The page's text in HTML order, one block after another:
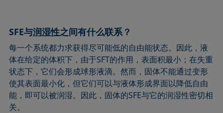
SFE与润湿性之间有什么联系？
每一个系统都力求获得尽可能低的自由能状态。因此，液
体在给定的体积下，由于SFT的作用，表面积最小；在失重
状态下，它们会形成球形液滴。然而，固体不能通过变形
使其表面最小化，但它们可以与液体形成界面以降低自由
能，即可以被润湿。因此，固体的SFE与它的润湿性密切相
关。